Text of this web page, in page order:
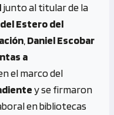
junto al titular de la
Estero del
Daniel Escobar
a
el marco del
y se firmaron
en bibliotecas